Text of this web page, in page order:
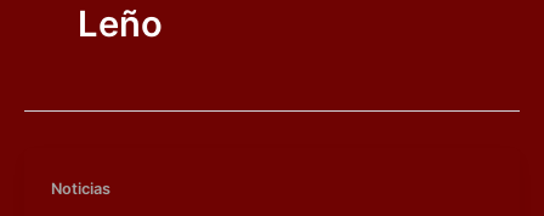
Leño
Noticias